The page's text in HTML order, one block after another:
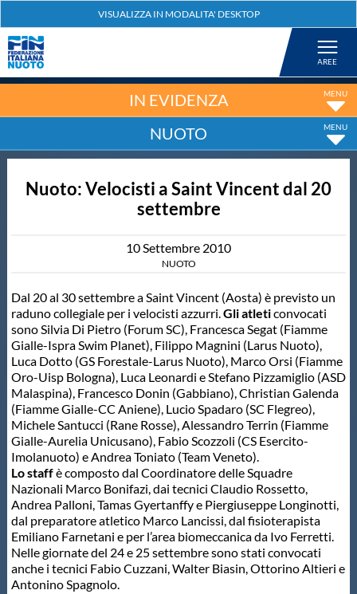
Nuoto
Tuffi
Salvamento
Master
Formazione
GUG
Scuole Nuoto
Propaganda
IN EVIDENZA
NUOTO
Nuoto: Velocisti a Saint Vincent dal 20
settembre
10Settembre 2010
NUOTO
Dal 20 al 30 settembre a Saint Vincent (Aosta) è previsto un
raduno collegiale per i velocisti azzurri.Gli atleticonvocati
sono Silvia Di Pietro (Forum SC), Francesca Segat (Fiamme
Gialle-Ispra Swim Planet), Filippo Magnini (Larus Nuoto),
Luca Dotto (GS Forestale-Larus Nuoto), Marco Orsi (Fiamme
Oro-Uisp Bologna), Luca Leonardi e Stefano Pizzamiglio (ASD
Malaspina), Francesco Donin (Gabbiano), Christian Galenda
(Fiamme Gialle-CC Aniene), Lucio Spadaro (SC Flegreo),
Michele Santucci (Rane Rosse), Alessandro Terrin (Fiamme
Gialle-Aurelia Unicusano), Fabio Scozzoli (CS Esercito-
Imolanuoto) e Andrea Toniato (Team Veneto).
Lo staffè composto dal Coordinatore delle Squadre
Nazionali Marco Bonifazi, dai tecnici Claudio Rossetto,
Andrea Palloni, Tamas Gyertanffy e Piergiuseppe Longinotti,
dal preparatore atletico Marco Lancissi, dal fisioterapista
Emiliano Farnetani e per l’area biomeccanica da Ivo Ferretti.
Nelle giornate del 24 e 25 settembre sono stati convocati
anche i tecnici Fabio Cuzzani, Walter Biasin, Ottorino Altieri e
Antonino Spagnolo.